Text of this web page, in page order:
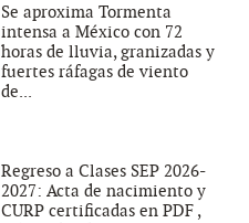
Se aproxima Tormenta
intensa a México con 72
horas de lluvia, granizadas y
fuertes ráfagas de viento
de...
Regreso a Clases SEP 2026-
2027: Acta de nacimiento y
CURP certificadas en PDF ,